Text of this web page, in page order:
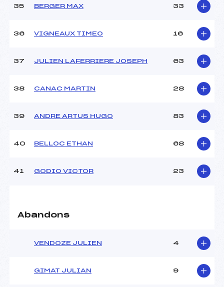
35 BERGER MAX 33
36 VIGNEAUX TIMEO 16
37 JULIEN LAFERRIERE JOSEPH 63
38 CANAC MARTIN 28
39 ANDRE ARTUS HUGO 83
40 BELLOC ETHAN 68
41 GODIO VICTOR 23
Abandons
VENDOZE JULIEN 4
GIMAT JULIAN 9